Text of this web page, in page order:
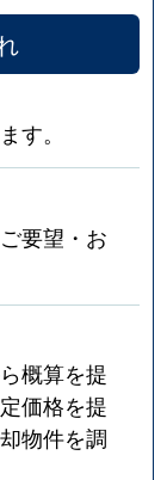
す。
要望・お
概算を提
価格を提
物件を調